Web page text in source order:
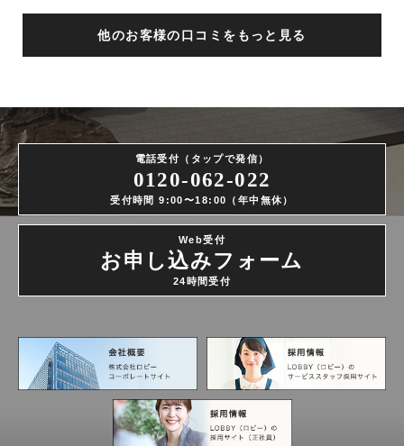
他のお客様の口コミをもっと見る
電話受付（タップで発信）
0120-062-022
受付時間 9:00〜18:00（年中無休）
Web受付
お申し込みフォーム
24時間受付